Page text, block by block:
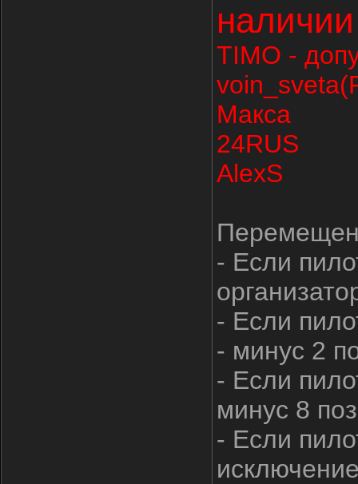
TIMO -
Макса
24RUS
AlexS
- Если
- Если
- минус 2
- Если
минус 8
- Если